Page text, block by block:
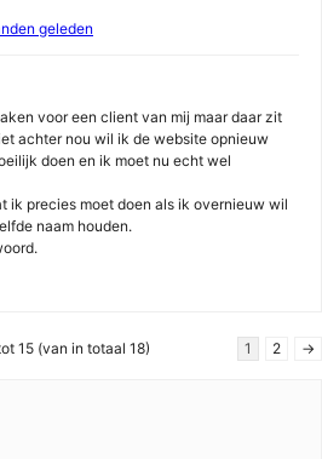
geleden
voor een client van mij maar daar zit
achter nou wil ik de website opnieuw
doen en ik moet nu echt wel
ik precies moet doen als ik overnieuw wil
naam houden.
15 (van in totaal 18) 1 2 →